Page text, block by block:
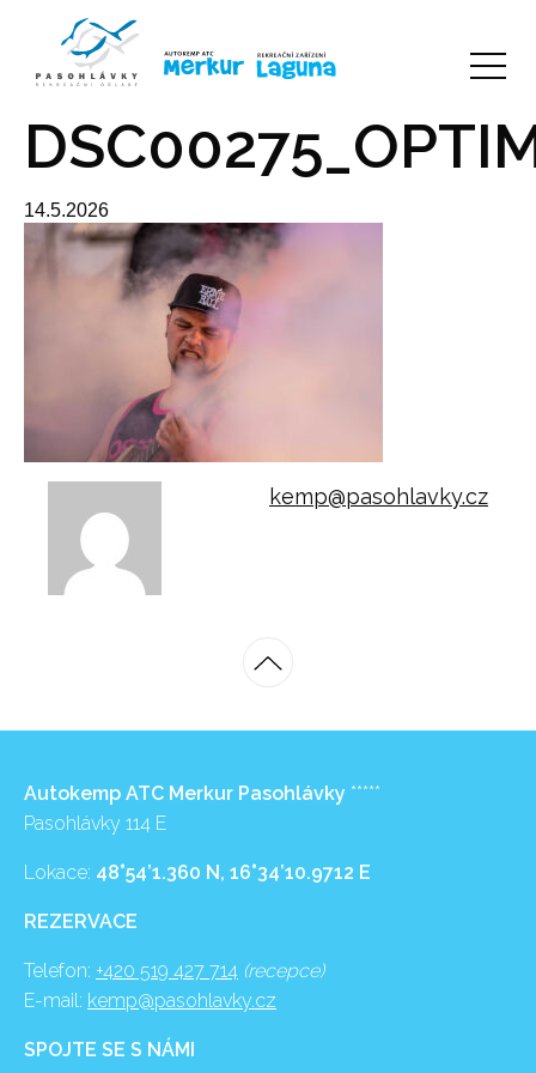
14.5.2026
kemp@pasohlavky.cz
Autokemp ATC Merkur Pasohlávky *****
Pasohlávky 114 E
Lokace: 48°54’1.360 N, 16°34’10.9712 E
REZERVACE
Telefon: +420 519 427 714 (recepce)
E-mail: kemp@pasohlavky.cz
SPOJTE SE S NÁMI